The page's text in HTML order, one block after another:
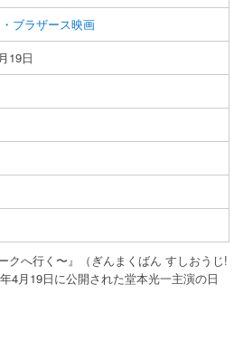
ブラザース映画
19日
クへ行く〜』（ぎんまくばん すしおうじ!
4月19日に公開された堂本光一主演の日